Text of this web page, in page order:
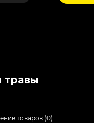
травы
товаров (0)